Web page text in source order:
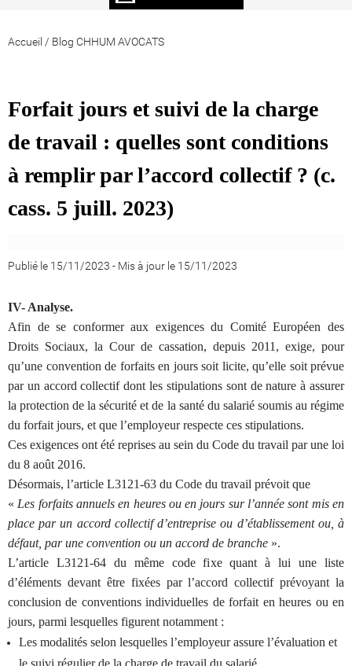
Accueil / Blog CHHUM AVOCATS
Forfait jours et suivi de la charge
de travail : quelles sont conditions
à remplir par l’accord collectif ? (c.
cass. 5 juill. 2023)
Publié le 15/11/2023 - Mis à jour le 15/11/2023
IV- Analyse.
Afin de se conformer aux exigences du Comité Européen des
Droits Sociaux, la Cour de cassation, depuis 2011, exige, pour
qu’une convention de forfaits en jours soit licite, qu’elle soit prévue
par un accord collectif dont les stipulations sont de nature à assurer
la protection de la sécurité et de la santé du salarié soumis au régime
du forfait jours, et que l’employeur respecte ces stipulations.
Ces exigences ont été reprises au sein du Code du travail par une loi
du 8 août 2016.
Désormais, l’article L3121-63 du Code du travail prévoit que
« Les forfaits annuels en heures ou en jours sur l’année sont mis en
place par un accord collectif d’entreprise ou d’établissement ou, à
défaut, par une convention ou un accord de branche ».
L’article L3121-64 du même code fixe quant à lui une liste
d’éléments devant être fixées par l’accord collectif prévoyant la
conclusion de conventions individuelles de forfait en heures ou en
jours, parmi lesquelles figurent notamment :
Les modalités selon lesquelles l’employeur assure l’évaluation et
le suivi régulier de la charge de travail du salarié